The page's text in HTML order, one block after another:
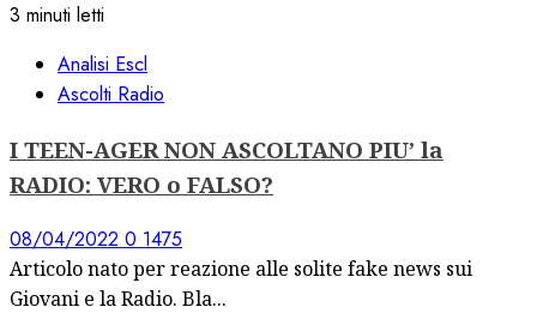
3 minuti letti
Analisi Escl
Ascolti Radio
I TEEN-AGER NON ASCOLTANO PIU’ la
RADIO: VERO o FALSO?
08/04/2022 0 1475
Articolo nato per reazione alle solite fake news sui
Giovani e la Radio. Bla...